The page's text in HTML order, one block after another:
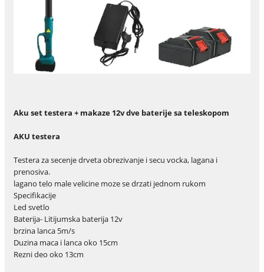
Aku set testera + makaze 12v dve baterije sa teleskopom
AKU testera
Testera za secenje drveta obrezivanje i secu vocka, lagana i
prenosiva.
lagano telo male velicine moze se drzati jednom rukom
Specifikacije
Led svetlo
Baterija- Litijumska baterija 12v
brzina lanca 5m/s
Duzina maca i lanca oko 15cm
Rezni deo oko 13cm